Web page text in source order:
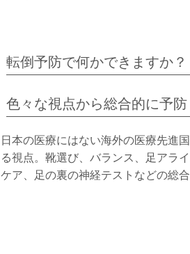
転倒予防で何かできますか？
色々な視点から総合的に予防
日本の医療にはない海外の医療先進
る視点。靴選び、バランス、足アラ
ケア、足の裏の神経テストなどの総